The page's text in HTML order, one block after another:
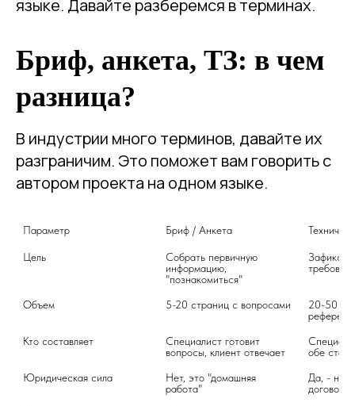
языке. Давайте разберемся в терминах.
Бриф, анкета, ТЗ: в чем
разница?
В индустрии много терминов, давайте их
разграничим. Это поможет вам говорить с
автором проекта на одном языке.
Параметр Бриф / Анкета
Цель
Собрать первичную
информацию,
"познакомиться"
Объем 5-20 страниц с вопросами
20-50
Кто составляет
Специалист готовит
вопросы, клиент отвечает
обе
Юридическая сила
Нет, это "домашняя
работа"
Да, -
договора